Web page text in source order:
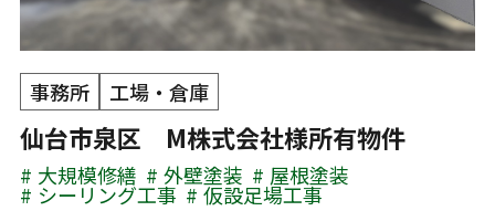
事務所 工場・倉庫
仙台市泉区 M株式会社様所有物件
大規模修繕 外壁塗装 屋根塗装
シーリング工事
仮設足場工事